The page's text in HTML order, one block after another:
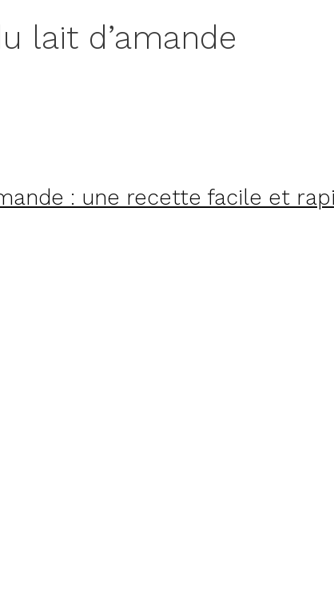
lait d’amande
: une recette facile et